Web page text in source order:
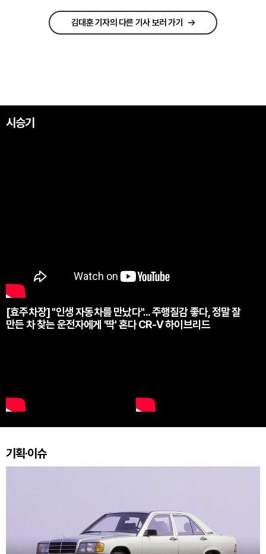
김대훈 기자의 다른 기사 보러 가기
시승기
[효주차장] "인생 자동차를 만났다"... 주행질감 좋다, 정말 잘
만든 차 찾는 운전자에게 '딱' 혼다 CR-V 하이브리드
기획·이슈